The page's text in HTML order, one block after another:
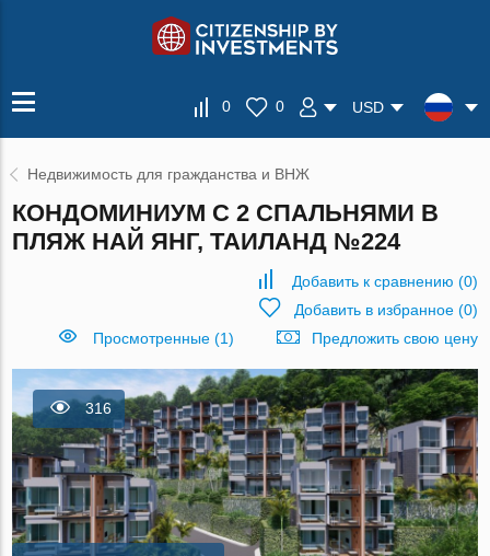
0 0 USD
Недвижимость для гражданства и ВНЖ
КОНДОМИНИУМ С 2 СПАЛЬНЯМИ В
ПЛЯЖ НАЙ ЯНГ, ТАИЛАНД №224
Добавить к сравнению (0)
Добавить в избранное(0)
Просмотренные (1)
Предложить свою цену
316